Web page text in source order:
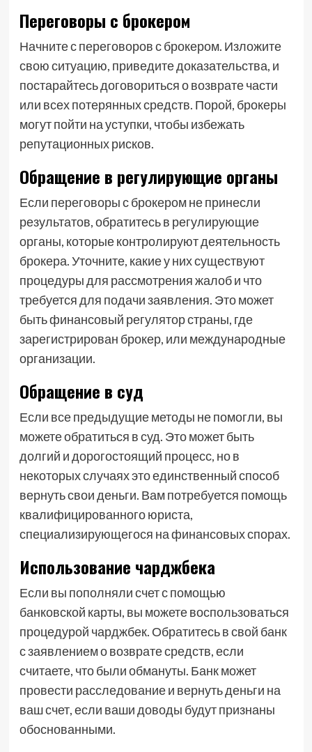
Переговоры с брокером
Начните с переговоров с брокером. Изложите
свою ситуацию, приведите доказательства, и
постарайтесь договориться о возврате части
или всех потерянных средств. Порой, брокеры
могут пойти на уступки, чтобы избежать
репутационных рисков.
Обращение в регулирующие органы
Если переговоры с брокером не принесли
результатов, обратитесь в регулирующие
органы, которые контролируют деятельность
брокера. Уточните, какие у них существуют
процедуры для рассмотрения жалоб и что
требуется для подачи заявления. Это может
быть финансовый регулятор страны, где
зарегистрирован брокер, или международные
организации.
Обращение в суд
Если все предыдущие методы не помогли, вы
можете обратиться в суд. Это может быть
долгий и дорогостоящий процесс, но в
некоторых случаях это единственный способ
вернуть свои деньги. Вам потребуется помощь
квалифицированного юриста,
специализирующегося на финансовых спорах.
Использование чарджбека
Если вы пополняли счет с помощью
банковской карты, вы можете воспользоваться
процедурой чарджбек. Обратитесь в свой банк
с заявлением о возврате средств, если
считаете, что были обмануты. Банк может
провести расследование и вернуть деньги на
ваш счет, если ваши доводы будут признаны
обоснованными.